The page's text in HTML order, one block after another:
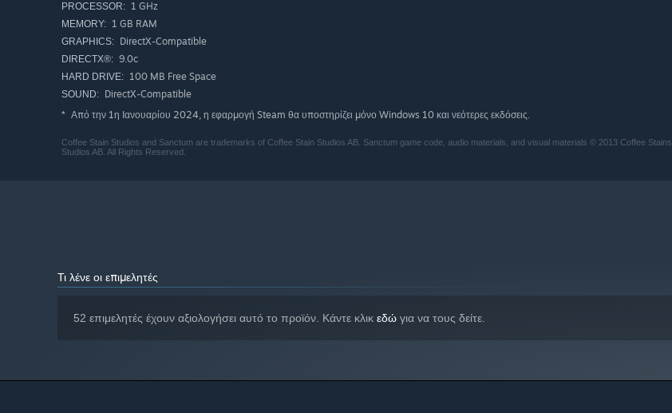
PROCESSOR: 1 GHz
MEMORY: 1 GB RAM
GRAPHICS: DirectX-Compatible
DIRECTX®: 9.0c
HARD DRIVE: 100 MB Free Space
SOUND: DirectX-Compatible
* Από την 1η Ιανουαρίου 2024, η εφαρμογή Steam θα υποστηρίζει μόνο Windows 10 και νεότερες εκδόσεις.
Coffee Stain Studios and Sanctum are trademarks of Coffee Stain Studios AB. Sanctum game code, audio materials, and visual materials © 2013 Coffee Stains
Studios AB. All Rights Reserved.
Τι λένε οι επιμελητές
52 επιμελητές έχουν αξιολογήσει αυτό το προϊόν. Κάντε κλικ εδώ για να τους δείτε.